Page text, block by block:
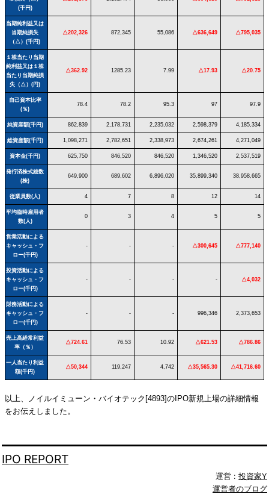
(千円)
当期純利益又は
当期純損失
（△）(千円)
△202,326 872,345 55,086 △636,649 △795,035
１株当たり当期
純利益又は１株
当たり当期純損
失（△）(円)
△362.92 1285.23 7.99 △17.93 △20.75
自己資本比率
(％)
78.4 78.2 95.3 97 97.9
純資産額(千円) 862,839 2,178,731 2,235,032 2,598,379 4,185,334
総資産額(千円) 1,098,271 2,782,651 2,338,973 2,674,261 4,271,049
資本金(千円) 625,750 846,520 846,520 1,346,520 2,537,519
発行済株式総数
(株)
649,900 689,602 6,896,020 35,899,340 38,958,665
従業員数(人) 4 7 8 12 14
平均臨時雇用者
数(人)
0 3 4 5 5
営業活動による
キャッシュ・フ
ロー(千円)
- - - △300,645 △777,140
投資活動による
キャッシュ・フ
ロー(千円)
- - - - △4,032
財務活動による
キャッシュ・フ
ロー(千円)
- - - 996,346 2,373,653
売上高経常利益
率（％）
△724.61 76.53 10.92 △621.53 △786.86
一人当たり利益
額(千円)
△50,344 119,247 4,742 △35,565.30 △41,716.60
以上、ノイルイミューン・バイオテック[4893]のIPO新規上場の詳細情報
をお伝えしました。
IPO REPORT
運営 : 投資家Y
運営者のブログ